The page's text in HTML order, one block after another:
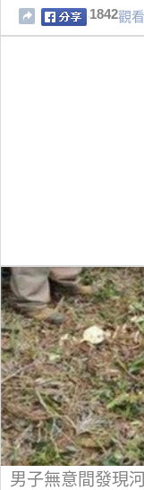
1842觀看
男子無意間發現